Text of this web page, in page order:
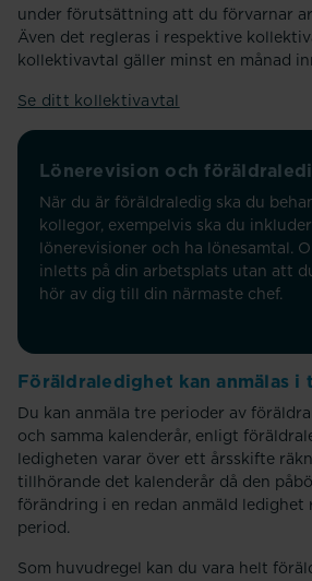
under förutsättning att du förvarnar
Även det regleras i respektive
kollektivavtal gäller minst en månad
Se ditt kollektivavtal
Lönerevision och
När du är föräldraledig ska du
kollegor, exempelvis ska du
lönerevisioner och ha lönesamtal.
inletts på din arbetsplats utan att
hör av dig till din närmaste chef.
Föräldraledighet kan anmälas
Du kan anmäla tre perioder av
och samma kalenderår, enligt
ledigheten varar över ett årsskifte
tillhörande det kalenderår då den
förändring i en redan anmäld ledighet
period.
Som huvudregel kan du vara helt